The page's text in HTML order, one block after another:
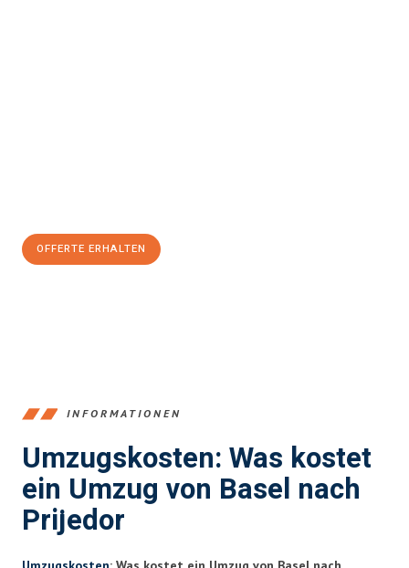
OFFERTE ERHALTEN
INFORMATIONEN
Umzugskosten: Was kostet
ein Umzug von Basel nach
Prijedor